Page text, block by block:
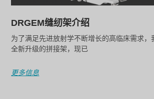
DRGEM缝纫架介绍
为了满足先进放射学不断增长的高临床需求，
全新升级的拼接架，现已
更多信息